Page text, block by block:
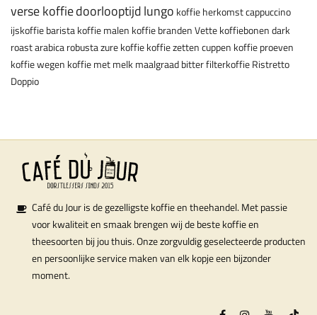
verse koffiedoorlooptijdlungo koffie herkomstcappuccino
ijskoffiebaristakoffie malen koffie brandenVette koffiebonendark
roastarabicarobustazure koffiekoffie zettencuppen koffie proeven
koffie wegen koffie met melkmaalgraadbitterfilterkoffieRistretto
Doppio
Café du Jour is de gezelligste koffie en theehandel. Met passie
voor kwaliteit en smaak brengen wij de beste koffie en
theesoorten bij jou thuis. Onze zorgvuldig geselecteerde producten
en persoonlijke service maken van elk kopje een bijzonder
moment.